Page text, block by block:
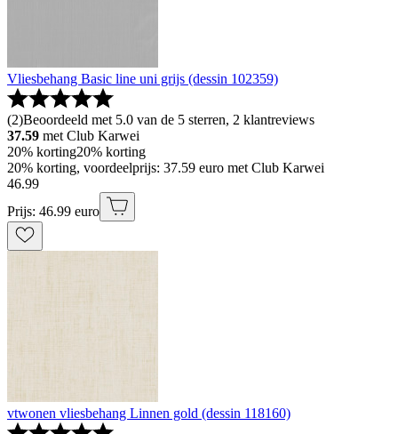
Vliesbehang Basic line uni grijs (dessin 102359)
(2)Beoordeeld met 5.0 van de 5 sterren, 2 klantreviews
37.59 met Club Karwei
20% korting20% korting
20% korting, voordeelprijs: 37.59 euro met Club Karwei
46.99
Prijs: 46.99 euro
vtwonen vliesbehang Linnen gold (dessin 118160)